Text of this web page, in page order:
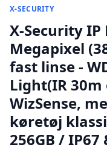
X-SECURITY
X-Security IP
Megapixel
fast linse -
Light(IR
WizSense,
køretøj
256GB / IP67